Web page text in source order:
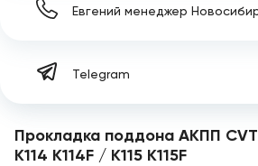
Прокладка поддона АКПП
K114 K114F / K115 K115F
Telegram
Евгений менеджер